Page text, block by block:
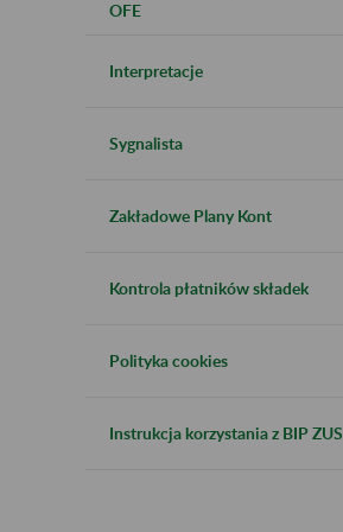
OFE
Interpretacje
Sygnalista
Zakładowe Plany Kont
Kontrola płatników składek
Polityka cookies
Instrukcja korzystania z BIP ZUS